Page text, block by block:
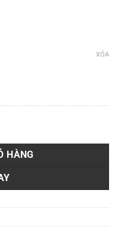
XÓA
HÀNG